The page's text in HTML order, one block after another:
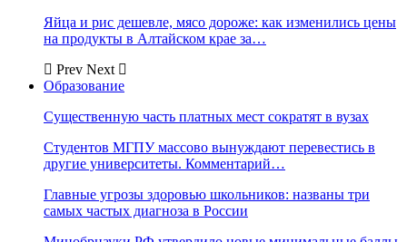
Яйца и рис дешевле, мясо дороже: как изменились цены
на продукты в Алтайском крае за…
Prev Next
Образование
Существенную часть платных мест сократят в вузах
Студентов МГПУ массово вынуждают перевестись в
другие университеты. Комментарий…
Главные угрозы здоровью школьников: названы три
самых частых диагноза в России